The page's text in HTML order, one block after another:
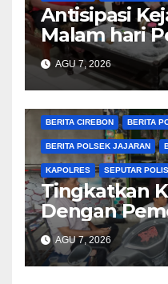
Antisipasi
Malam hari
Plered
Laksanakan
AGU 7, 2026
BERITA CIREBON BERITA
BERITA POLSEK JAJARAN
KAPOLRES SEPUTAR
Tingkatkan
Dengan
Cikalahang
Sambang
AGU 7, 2026